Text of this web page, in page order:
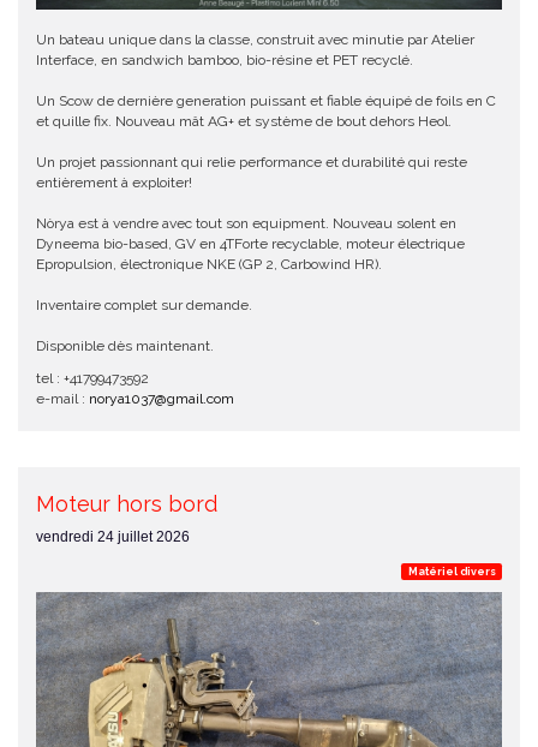
Un bateau unique dans la classe, construit avec minutie par Atelier
Interface, en sandwich bamboo, bio-résine et PET recyclé.
Un Scow de dernière generation puissant et fiable équipé de foils en C
et quille fix. Nouveau mât AG+ et système de bout dehors Heol.
Un projet passionnant qui relie performance et durabilité qui reste
entièrement à exploiter!
Nòrya est à vendre avec tout son equipment. Nouveau solent en
Dyneema bio-based, GV en 4TForte recyclable, moteur électrique
Epropulsion, électronique NKE (GP 2, Carbowind HR).
Inventaire complet sur demande.
Disponible dès maintenant.
tel : +41799473592
e-mail : norya1037@gmail.com
Moteur hors bord
vendredi 24 juillet 2026
Matériel divers